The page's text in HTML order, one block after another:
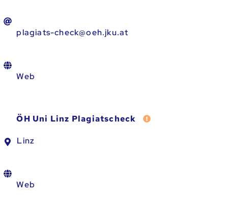
plagiats-check@oeh.jku.at
Web
ÖH Uni Linz Plagiatscheck Fehler melden
Linz
Web